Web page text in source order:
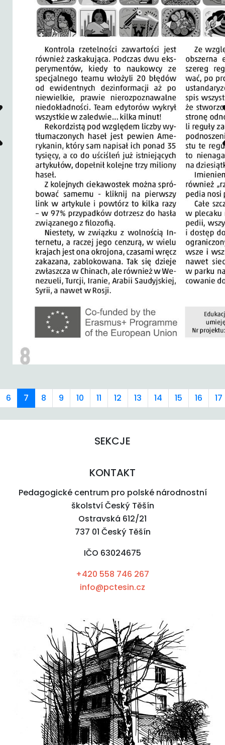
6 7 8 9 10 11 12 13 14 15 16 17
SEKCJE
KONTAKT
Pedagogické centrum pro polské národnostní
školství Český Těšín
Ostravská 612/21
737 01 Český Těšín
IČO 63024675
+420 558 746 267
info@pctesin.cz